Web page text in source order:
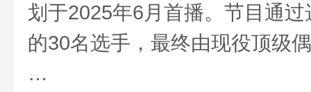
划于2025年6月首播。节目通
的30名选手，最终由现役顶级
…